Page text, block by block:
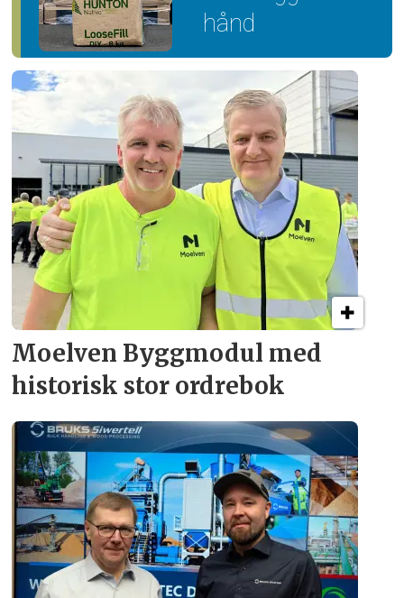
hånd
Moelven Byggmodul med
historisk stor ordrebok